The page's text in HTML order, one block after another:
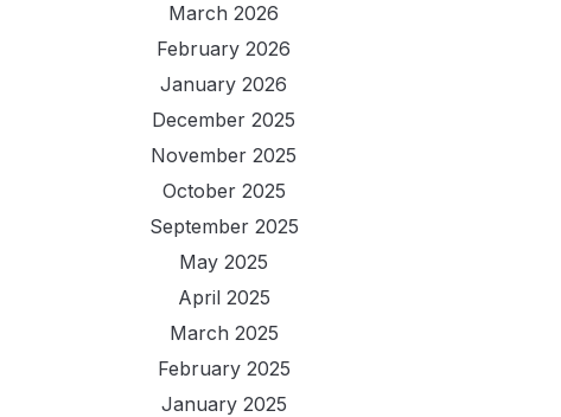
March 2026
February 2026
January 2026
December 2025
November 2025
October 2025
September 2025
May 2025
April 2025
March 2025
February 2025
January 2025